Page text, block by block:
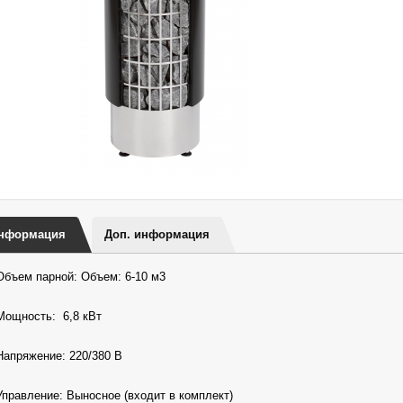
Доп. информация
парной: Объем: 6-10 м3
6,8 кВт
220/380 В
Выносное (входит в комплект)